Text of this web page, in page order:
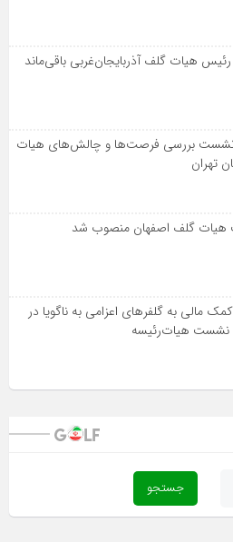
هیات گلف آذربایجان‌غربی باقی‌ماند
نشست بررسی فرصت‌ها و چالش‌های هیات
تهران
هیات گلف اصفهان منصوب شد
مالی به گلفرهای اعزامی به ناگویا در
نشست هیات‌رئیسه